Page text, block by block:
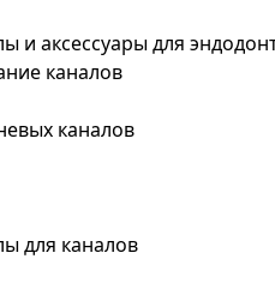
и аксессуары для
каналов
каналов
для каналов